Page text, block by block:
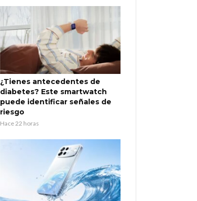
¿Tienes antecedentes de
diabetes? Este smartwatch
puede identificar señales de
riesgo
Hace 22 horas